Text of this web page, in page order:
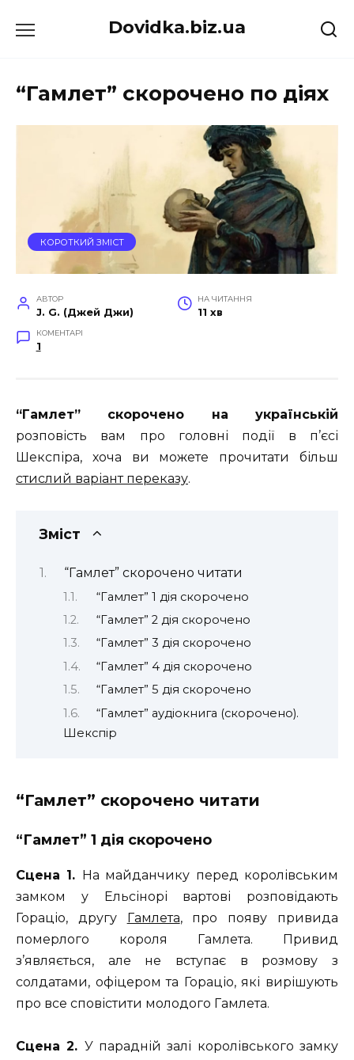
до
Dovidka.biz.ua
“Гамлет” скорочено по діях
КОРОТКИЙ ЗМІСТ
АВТОР
J. G. (Джей Джи)
НА ЧИТАННЯ
11 хв
КОМЕНТАРІ
1
“Гамлет” скорочено на українській
розповість вам про головні події в п’єсі
Шекспіра, хоча ви можете прочитати більш
стислий варіант переказу.
Зміст
“Гамлет” скорочено читати
“Гамлет” 1 дія скорочено
“Гамлет” 2 дія скорочено
“Гамлет” 3 дія скорочено
“Гамлет” 4 дія скорочено
“Гамлет” 5 дія скорочено
“Гамлет” аудіокнига (скорочено).
Шекспір
“Гамлет” скорочено читати
“Гамлет” 1 дія скорочено
Сцена 1.
На майданчику перед королівським
замком у Ельсінорі вартові розповідають
Гораціо, другу
Гамлета, про появу привида
померлого короля Гамлета. Привид
з’являється, але не вступає в розмову з
солдатами, офіцером та Гораціо, які вирішують
про все сповістити молодого Гамлета.
Сцена 2. У парадній залі королівського замку